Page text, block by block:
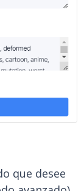
que desee